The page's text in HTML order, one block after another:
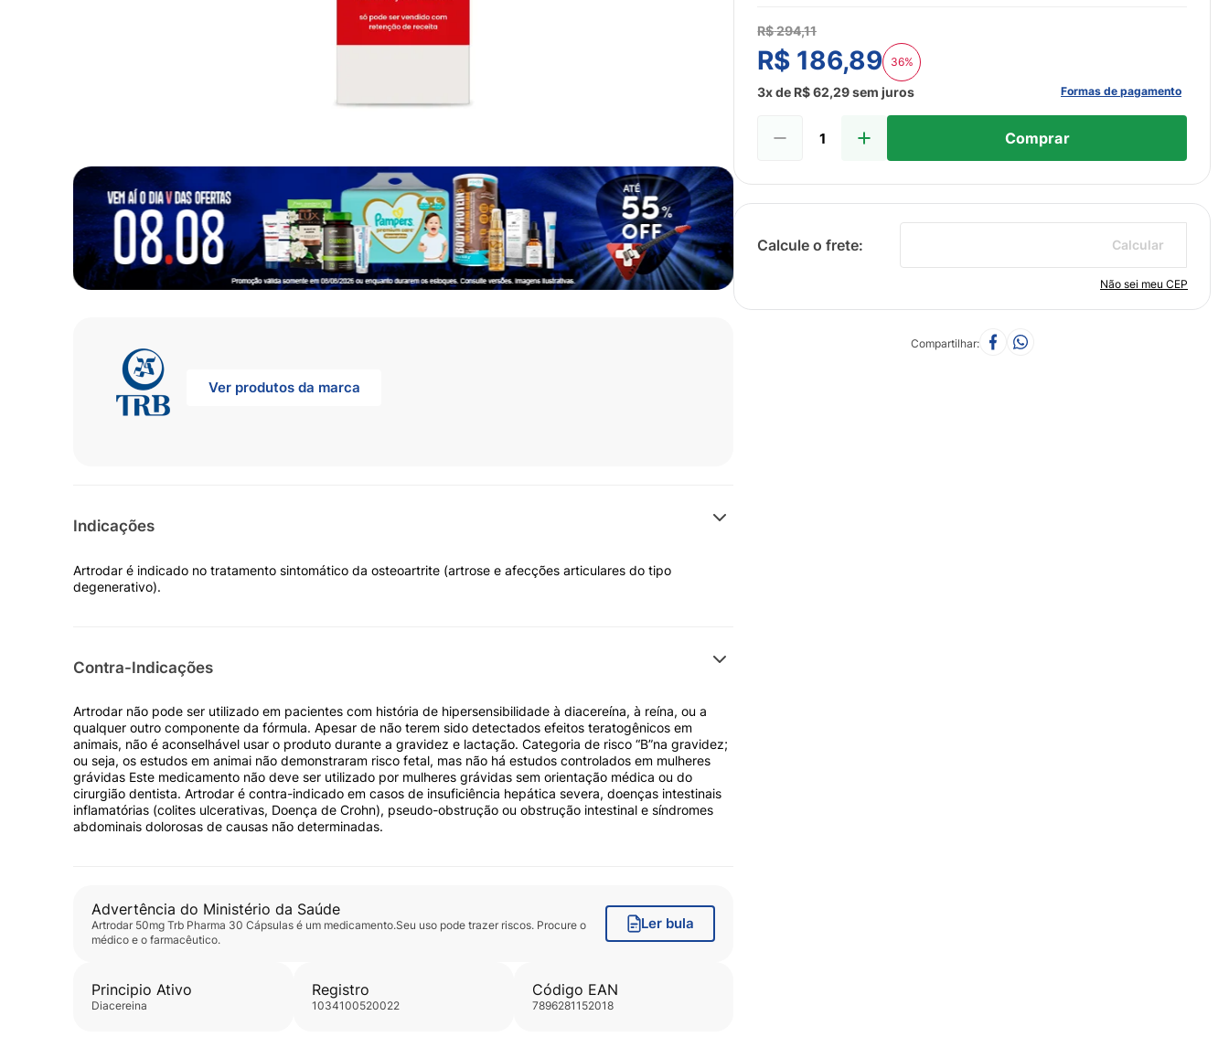
R$294,11
R$ 186,89 36%
3x de R$ 62,29sem juros Formas de pagamento
Comprar
Não sei meu CEP
Calcular
Compartilhar
Ver produtos da marca
Indicações
Artrodar é indicado no tratamento sintomático da osteoartrite (artrose e afecções articulares do tipo
degenerativo).
Contra-Indicações
Artrodar não pode ser utilizado em pacientes com história de hipersensibilidade à diacereína, à reína, ou a
qualquer outro componente da fórmula. Apesar de não terem sido detectados efeitos teratogênicos em
animais, não é aconselhável usar o produto durante a gravidez e lactação. Categoria de risco “B”na gravidez;
ou seja, os estudos em animai não demonstraram risco fetal, mas não há estudos controlados em mulheres
grávidas Este medicamento não deve ser utilizado por mulheres grávidas sem orientação médica ou do
cirurgião dentista. Artrodar é contra-indicado em casos de insuficiência hepática severa, doenças intestinais
inflamatórias (colites ulcerativas, Doença de Crohn), pseudo-obstrução ou obstrução intestinal e síndromes
abdominais dolorosas de causas não determinadas.
Advertência do Ministério da Saúde
Artrodar 50mg Trb Pharma 30 Cápsulas é um medicamento.Seu uso pode trazer riscos. Procure o
médico e o farmacêutico.
Ler bula
Principio Ativo
diacereina
Registro
1034100520022
Código EAN
7896281152018